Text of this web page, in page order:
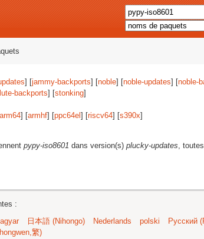
] [jammy-backports] [noble] [noble-updates] [noble-
backports] [stonking]
arm64] [armhf] [ppc64el ] [riscv64] [s390x]
pypy-iso8601 dans version(s) plucky-updates,
:
日本語 (Nihongo) Nederlands polski Русский
繁)